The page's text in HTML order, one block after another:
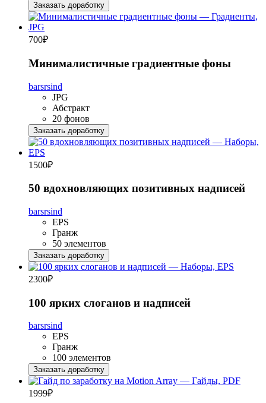
Заказать доработку
700₽
Минималистичные градиентные фоны
barsrsind
JPG
Абстракт
20 фонов
Заказать доработку
1500₽
50 вдохновляющих позитивных надписей
barsrsind
EPS
Гранж
50 элементов
Заказать доработку
2300₽
100 ярких слоганов и надписей
barsrsind
EPS
Гранж
100 элементов
Заказать доработку
1999₽